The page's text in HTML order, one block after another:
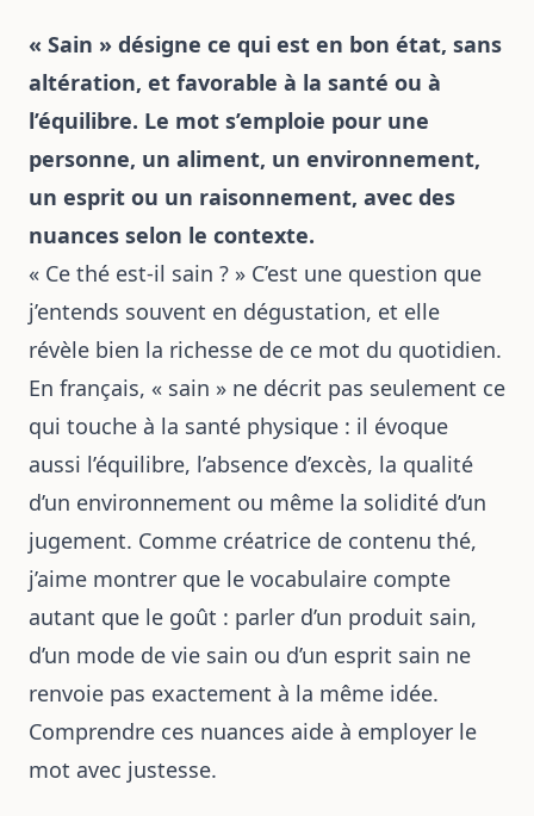
« Sain » désigne ce qui est en bon état, sans
altération, et favorable à la santé ou à
l’équilibre. Le mot s’emploie pour une
personne, un aliment, un environnement,
un esprit ou un raisonnement, avec des
nuances selon le contexte.
« Ce thé est-il sain ? » C’est une question que
j’entends souvent en dégustation, et elle
révèle bien la richesse de ce mot du quotidien.
En français, « sain » ne décrit pas seulement ce
qui touche à la santé physique : il évoque
aussi l’équilibre, l’absence d’excès, la qualité
d’un environnement ou même la solidité d’un
jugement. Comme créatrice de contenu thé,
j’aime montrer que le vocabulaire compte
autant que le goût : parler d’un produit sain,
d’un mode de vie sain ou d’un esprit sain ne
renvoie pas exactement à la même idée.
Comprendre ces nuances aide à employer le
mot avec justesse.